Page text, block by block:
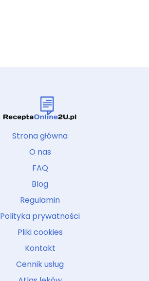
Strona główna
O nas
FAQ
Blog
Regulamin
Polityka prywatności
Pliki cookies
Kontakt
Cennik usług